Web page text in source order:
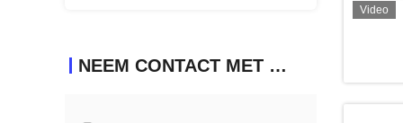
NEEM CONTACT MET ONS OP
Video